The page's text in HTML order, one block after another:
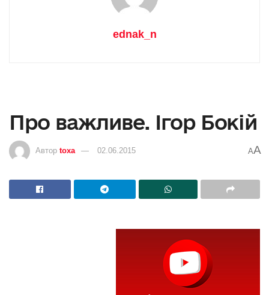
ednak_n
Про важливе. Ігор Бокій
Автор toxa 02.06.2015 AA